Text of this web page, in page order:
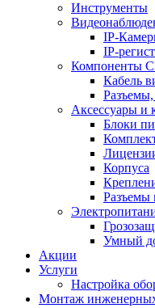
Инструменты
IP-
IP-
Компоненты
Кабель
Разъемы,
Аксессуары и
Блоки
Корпуса
Разъемы
Умный
Акции
Услуги
Настройка
Монтаж